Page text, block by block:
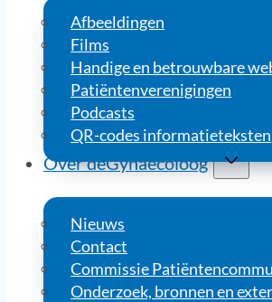
Afbeeldingen
Films
Handige en betrouwbare
Patiëntenverenigingen
Podcasts
QR-codes informatieteksten
Over deGynaecoloog
Nieuws
Contact
Commissie
Onderzoek, bronnen en